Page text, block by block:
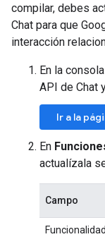
compilar, debes
Chat para que
interacción
En la
API de Chat
Ir a la
En
actualízala
Campo
Funcionalidad